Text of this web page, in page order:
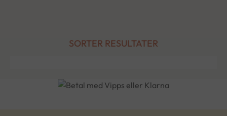
SORTER RESULTATER